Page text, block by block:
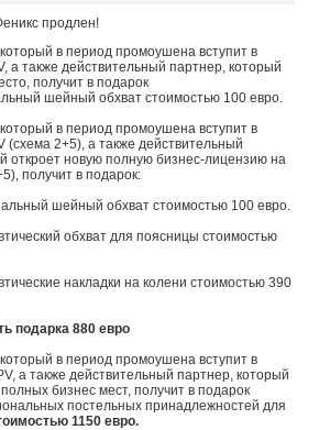
продлен!
в период промоушена вступит в
а также действительный партнер, который
получит в подарок
шейный обхват стоимостью 100 евро.
в период промоушена вступит в
(схема 2+5), а также действительный
откроет новую полную бизнес-лицензию на
получит в подарок:
шейный обхват стоимостью 100 евро.
обхват для поясницы стоимостью
накладки на колени стоимостью 390
подарка 880 евро
в период промоушена вступит в
а также действительный партнер, который
бизнес мест, получит в подарок
постельных принадлежностей для
1150 евро.